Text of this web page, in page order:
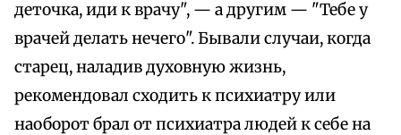
деточка, иди к врачу", — а другим — "Тебе у
врачей делать нечего". Бывали случаи, когда
старец, наладив духовную жизнь,
рекомендовал сходить к психиатру или
наоборот брал от психиатра людей к себе на